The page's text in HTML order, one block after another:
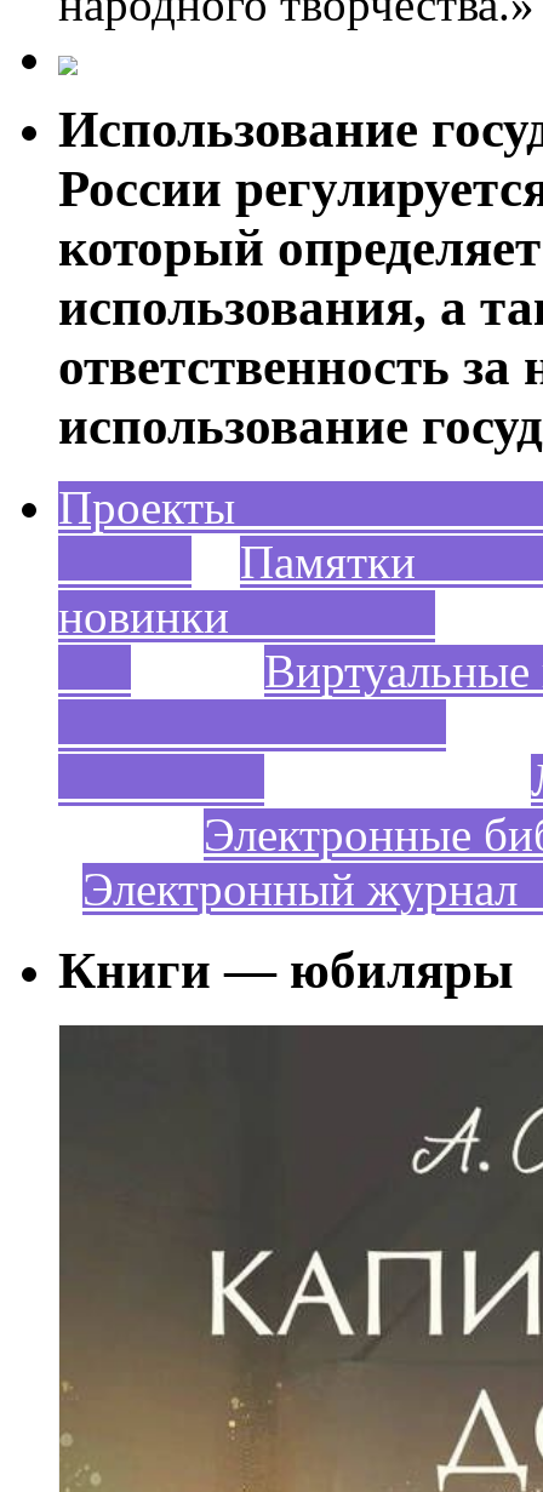
Использование
России
который
использования, а
ответственность
использование
новинки
Электронные
Электронный
Книги — юбиляры